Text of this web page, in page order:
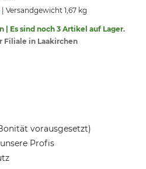
Versandgewicht 1,67 kg
| Es sind noch 3 Artikel auf Lager.
Filiale in Laakirchen
vorausgesetzt)
Profis